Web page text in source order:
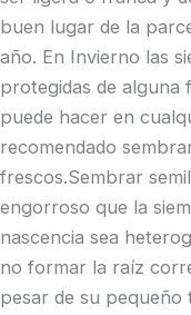
buen lugar de la
año. En Invierno las
protegidas de alguna
puede hacer en
recomendado
frescos.Sembrar
engorroso que la
nascencia sea
no formar la raíz
pesar de su pequeño